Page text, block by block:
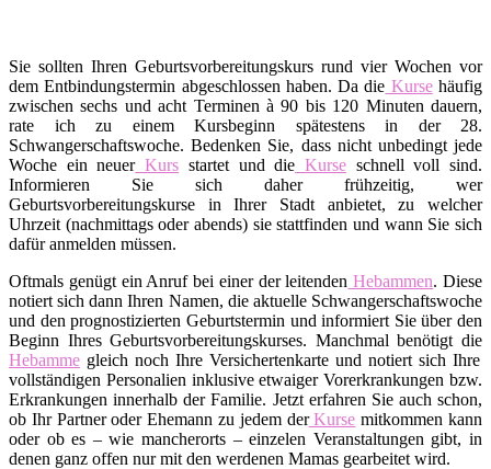
Sie sollten Ihren Geburtsvorbereitungskurs rund vier Wochen vor
dem Entbindungstermin abgeschlossen haben. Da die Kursehäufig
zwischen sechs und acht Terminen à 90 bis 120 Minuten dauern,
rate ich zu einem Kursbeginn spätestens in der 28.
Schwangerschaftswoche. Bedenken Sie, dass nicht unbedingt jede
Woche ein neuerKurs startet und die Kurseschnell voll sind.
Informieren Sie sich daher frühzeitig, wer
Geburtsvorbereitungskurse in Ihrer Stadt anbietet, zu welcher
Uhrzeit (nachmittags oder abends) sie stattfinden und wann Sie sich
dafür anmelden müssen.
Oftmals genügt ein Anruf bei einer der leitenden Hebammen. Diese
notiert sich dann Ihren Namen, die aktuelle Schwangerschaftswoche
und den prognostizierten Geburtstermin und informiert Sie über den
Beginn Ihres Geburtsvorbereitungskurses. Manchmal benötigt die
Hebamme gleich noch Ihre Versichertenkarte und notiert sich Ihre
vollständigen Personalien inklusive etwaiger Vorerkrankungen bzw.
Erkrankungen innerhalb der Familie. Jetzt erfahren Sie auch schon,
ob Ihr Partner oder Ehemann zu jedem derKurse mitkommen kann
oder ob es – wie mancherorts – einzelen Veranstaltungen gibt, in
denen ganz offen nur mit den werdenen Mamas gearbeitet wird.